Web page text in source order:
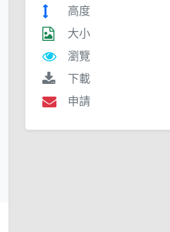
高度
大小
瀏覽
下載
申請